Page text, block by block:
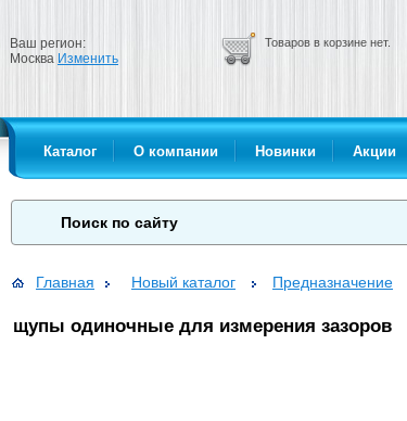
Ваш регион:
Москва Изменить
Товаров в корзине нет.
Каталог О компании Новинки Акции
Главная Новый каталог Предназначение
щупы одиночные для измерения зазоров